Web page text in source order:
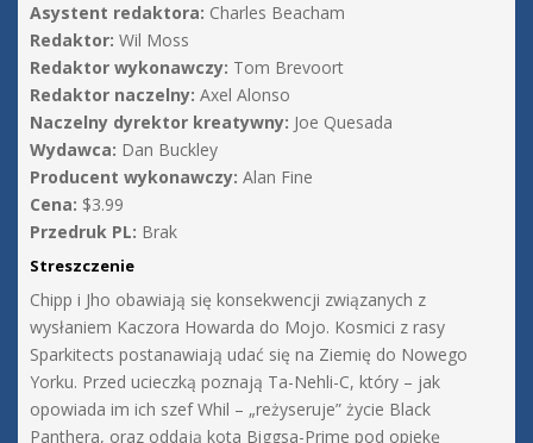
Asystent redaktora: Charles Beacham
Redaktor: Wil Moss
Redaktor wykonawczy: Tom Brevoort
Redaktor naczelny: Axel Alonso
Naczelny dyrektor kreatywny: Joe Quesada
Wydawca: Dan Buckley
Producent wykonawczy: Alan Fine
Cena: $3.99
Przedruk PL: Brak
Streszczenie
Chipp i Jho obawiają się konsekwencji związanych z
wysłaniem Kaczora Howarda do Mojo. Kosmici z rasy
Sparkitects postanawiają udać się na Ziemię do Nowego
Yorku. Przed ucieczką poznają Ta-Nehli-C, który – jak
opowiada im ich szef Whil – „reżyseruje” życie Black
Panthera, oraz oddają kota Biggsa-Prime pod opiekę